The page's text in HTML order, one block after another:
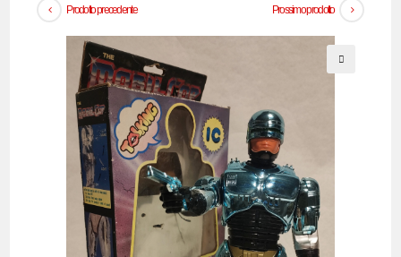
Prodotto precedente Prossimo prodotto